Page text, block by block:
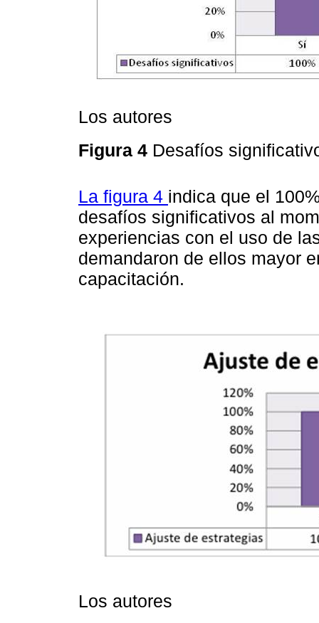
Los autores
Figura 4 Desafíos
La figura 4 indica que el
desafíos significativos al
experiencias con el uso de
demandaron de ellos mayor
capacitación.
Los autores